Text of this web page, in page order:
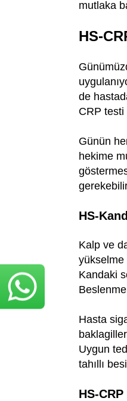
mutlaka
HS-
de
CRP testi
Günün
hekime
HS-
Kalp ve
yükselme
Kandaki
Hasta
Uygun
tahıllı
HS-